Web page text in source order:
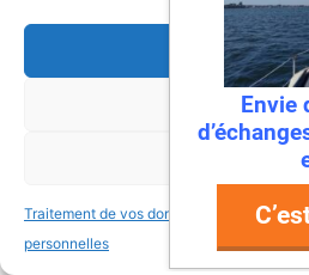
Accepter
Refuser
Voir les
Traitement de vos données
personnelles
Mandelieu-La
ville à dire « stop »
Ah, la Méditerranée… Ses
plages de rêve, et… ses
Envie